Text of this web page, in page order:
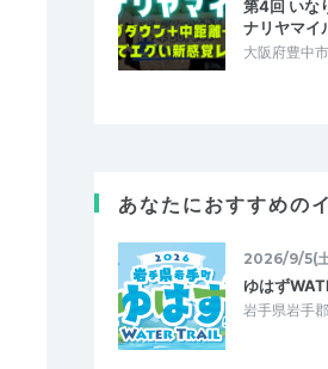
第4回 いな
ナリヤマイ
大阪府豊中市
あなたにおすすめの
2026/9/5(
ゆはず
岩手県岩手